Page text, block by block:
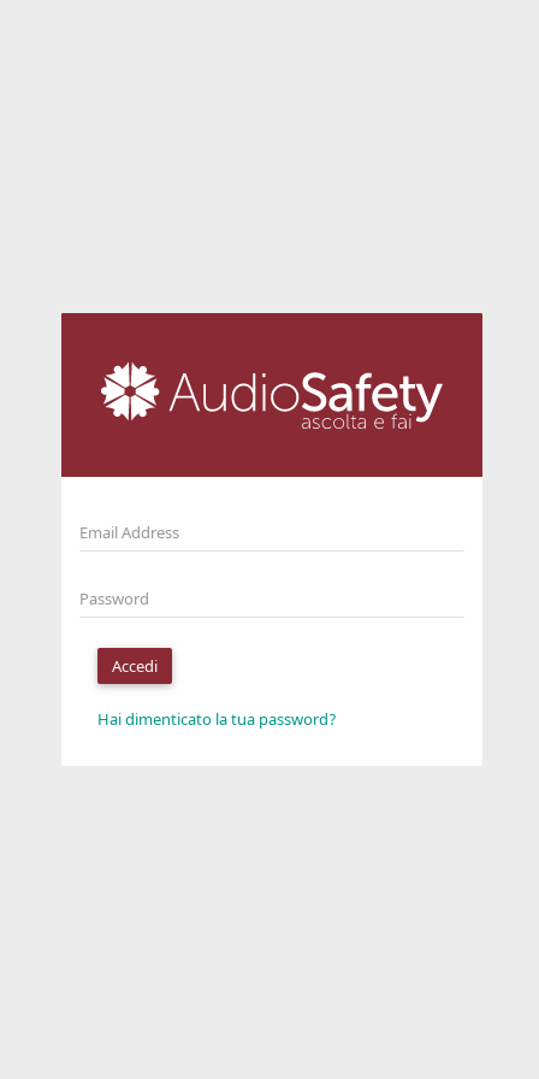
Email Address
Password
Accedi
Hai dimenticato la tua password?